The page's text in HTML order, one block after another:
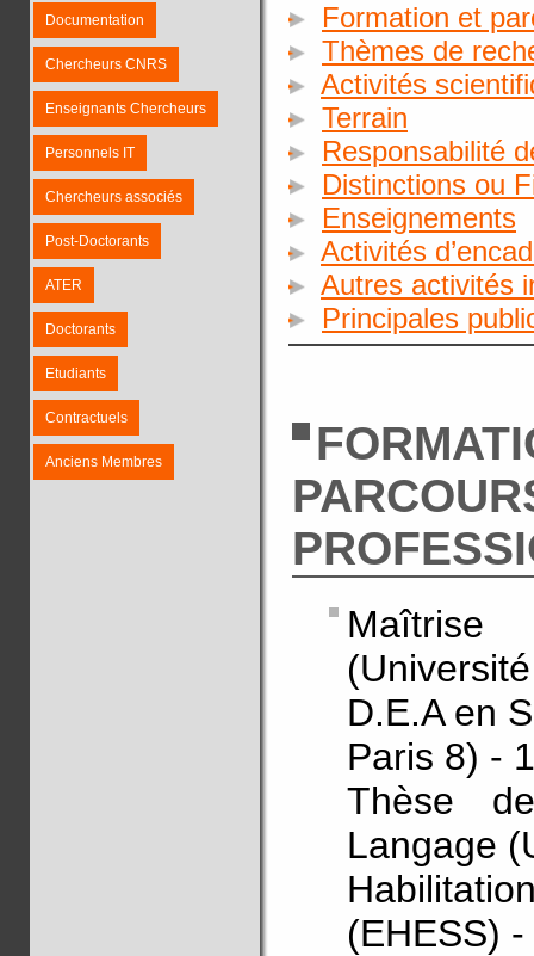
Documentation
Chercheurs CNRS
Enseignants Chercheurs
Personnels IT
Chercheurs associés
Post-Doctorants
ATER
Doctorants
Etudiants
Contractuels
Anciens Membres
Formation et
Thèmes de
Activités
Terrain
Responsabilité
Distinctions ou
Enseignements
Activités
Autres activités
Principales
Maîtrise
D.E.A en
Paris 8) -
Thèse
Langage
(EHESS)